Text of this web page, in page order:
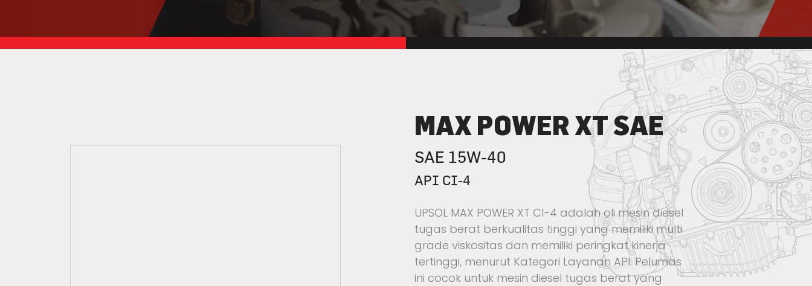
MAX POWER XT SAE
SAE 15W-40
API CI-4
UPSOL MAX POWER XT CI-4 adalah oli mesin diesel
tugas berat berkualitas tinggi yang memiliki multi
grade viskositas dan memiliki peringkat kinerja
tertinggi, menurut Kategori Layanan API. Pelumas
ini cocok untuk mesin diesel tugas berat yang